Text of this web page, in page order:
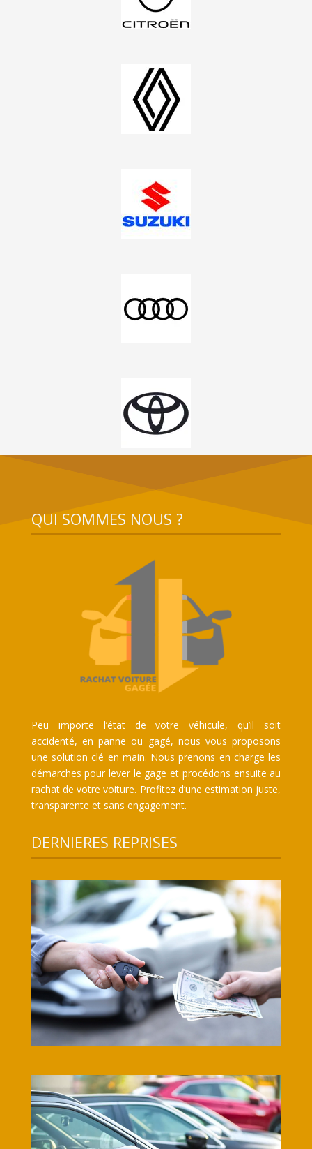
QUI SOMMES NOUS ?
Peu importe l’état de votre véhicule, qu’il soit
accidenté, en panne ou gagé, nous vous proposons
une solution clé en main. Nous prenons en charge les
démarches pour lever le gage et procédons ensuite au
rachat de votre voiture. Profitez d’une estimation juste,
transparente et sans engagement.
DERNIERES REPRISES